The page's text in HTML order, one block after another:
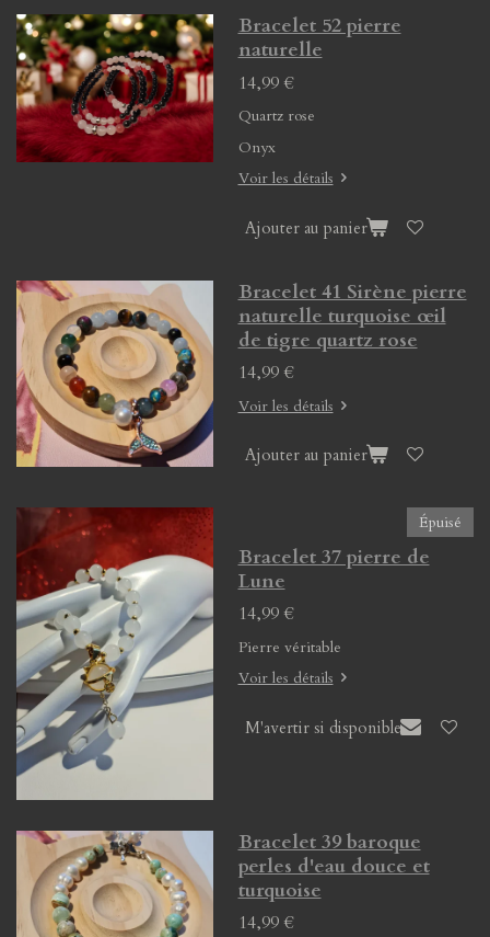
Bracelet 52 pierre
naturelle
14,99 €
Quartz rose
Onyx
Voir les détails
Ajouter au panier
Bracelet 41 Sirène pierre
naturelle turquoise œil
de tigre quartz rose
14,99 €
Voir les détails
Ajouter au panier
Épuisé
Bracelet 37 pierre de
Lune
14,99 €
Pierre véritable
Voir les détails
M'avertir si disponible
Bracelet 39 baroque
perles d'eau douce et
turquoise
14,99 €